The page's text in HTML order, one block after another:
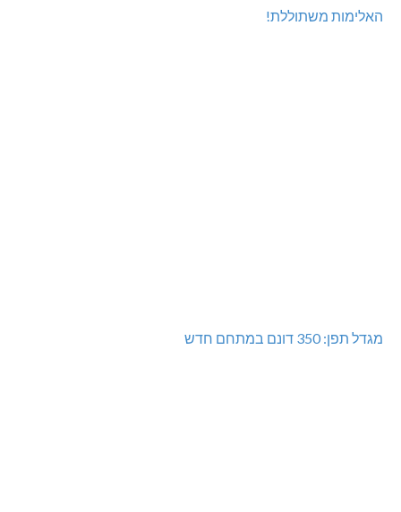
האלימות משתוללת!
מגדל תפן: 350 דונם במתחם חדש